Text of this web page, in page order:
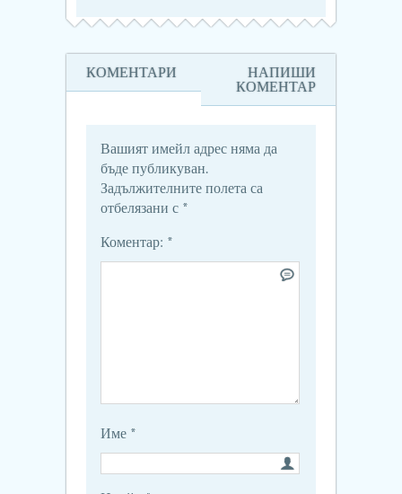
КОМЕНТАРИ
НАПИШИ
КОМЕНТАР
Вашият имейл адрес няма да
бъде публикуван.
Задължителните полета са
отбелязани с *
Коментар: *
Име *